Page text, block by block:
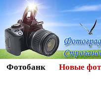
Фотобанк Новые